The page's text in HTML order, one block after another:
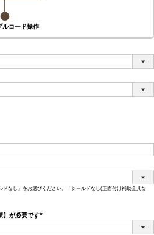
ルコード操作
なし」をお選びください。「シールドなし(正面付け補助金具な
】が必要です